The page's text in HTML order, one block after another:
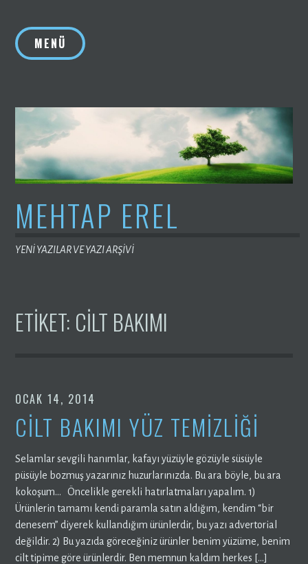
MENÜ
MEHTAP EREL
YENİ YAZILAR VE YAZI ARŞİVİ
ETIKET: CILT BAKIMI
OCAK 14, 2014
CİLT BAKIMI YÜZ TEMİZLİĞİ
Selamlar sevgili hanımlar, kafayı yüzüyle gözüyle süsüyle
püsüyle bozmuş yazarınız huzurlarınızda. Bu ara böyle, bu ara
kokoşum… Öncelikle gerekli hatırlatmaları yapalım. 1)
Ürünlerin tamamı kendi paramla satın aldığım, kendim “bir
denesem” diyerek kullandığım ürünlerdir, bu yazı advertorial
değildir. 2) Bu yazıda göreceğiniz ürünler benim yüzüme, benim
cilt tipime göre ürünlerdir. Ben memnun kaldım herkes […]